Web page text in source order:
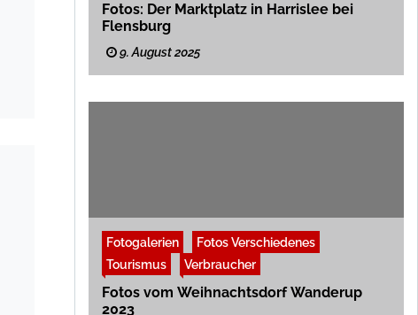
Fotos: Der Marktplatz in Harrislee bei
Flensburg
9. August 2025
Fotogalerien
Fotos Verschiedenes
Tourismus
Verbraucher
Fotos vom Weihnachtsdorf Wanderup
2023